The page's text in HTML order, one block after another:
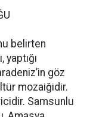
belirten
göz
mozaiğidir.
Samsunlu